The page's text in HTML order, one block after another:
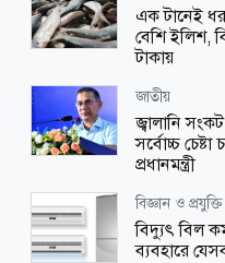
এক টানেই
বেশি ইলিশ,
টাকায়
জাতীয়
জ্বালানি
সর্বোচ্চ চেষ্টা
প্রধানমন্ত্রী
বিজ্ঞান ও প্রযুক্তি
বিদ্যুৎ বিল
ব্যবহারে